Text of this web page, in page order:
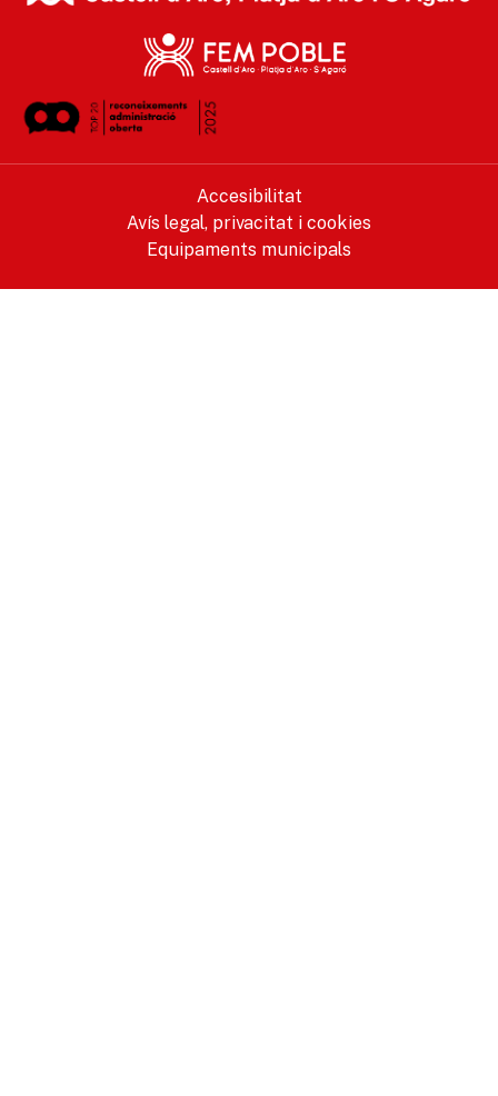
Accesibilitat
Avís legal, privacitat i cookies
Equipaments municipals